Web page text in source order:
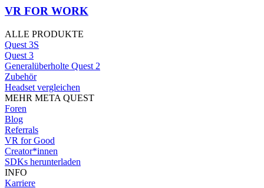
VR FOR WORK
ALLE PRODUKTE
Quest 3S
Quest 3
Generalüberholte Quest 2
Zubehör
Headset vergleichen
MEHR META QUEST
Foren
Blog
Referrals
VR for Good
Creator*innen
SDKs herunterladen
INFO
Karriere